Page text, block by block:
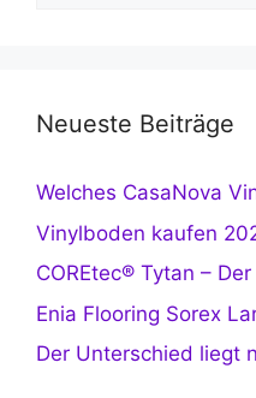
Neueste Beiträge
Welches CasaNova
Vinylboden kaufen
COREtec® Tytan –
Enia Flooring Sorex
Der Unterschied liegt